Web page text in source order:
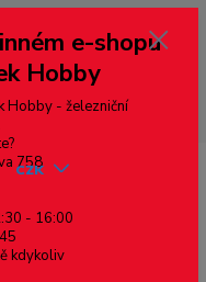
pokud chcete platit v eurech
měny - pravý horní roh ---
nevyzvednete, bude po
za poštovné, v opačném
a rušeny následující
CZK
e-shopu
Hobby
Hobby - železniční
758
- 16:00
kdykoliv